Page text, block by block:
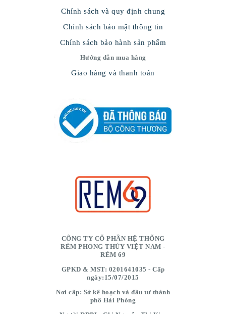
Chính sách và quy định chung
Chính sách bảo mật thông tin
Chính sách bảo hành sản phẩm
Hướng dẫn mua hàng
Giao hàng và thanh toán
CÔNG TY CỔ PHẦN HỆ THỐNG
RÈM PHONG THỦY VIỆT NAM -
RÈM 69
GPKD & MST: 0201641035 - Cấp
ngày:15/07/2015
Nơi cấp: Sở kế hoạch và đầu tư thành
phố Hải Phòng